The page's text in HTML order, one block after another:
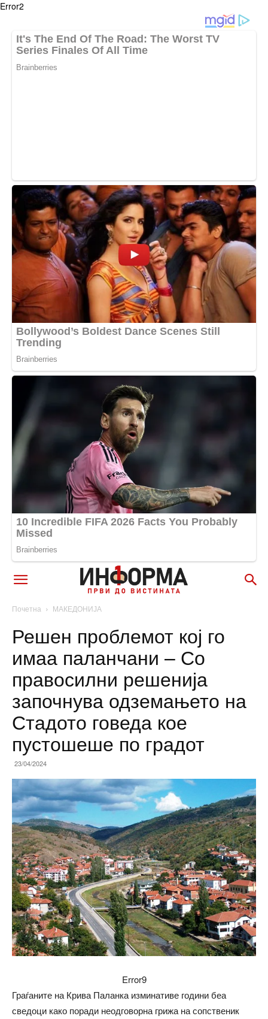
Error2
Почетна МАКЕДОНИЈА
Решен проблемот кој го
имаа паланчани – Со
правосилни решенија
започнува одземањето на
Стадото говеда кое
пустошеше по градот
23/04/2024
Error9
Граѓаните на Крива Паланка изминативе години беа
сведоци како поради неодговорна грижа на сопственик